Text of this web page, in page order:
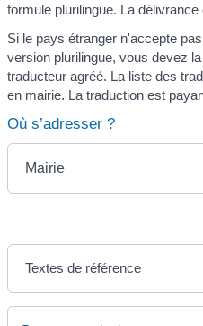
formule plurilingue. La délivrance
Si le pays étranger n'accepte
version plurilingue, vous devez
traducteur agréé. La liste des
en mairie. La traduction est
Où s’adresser ?
Mairie
Textes de référence